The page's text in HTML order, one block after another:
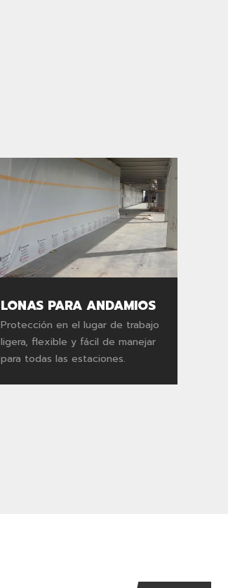
LONAS PARA ANDAMIOS
Protección en el lugar de trabajo
ligera, flexible y fácil de manejar
para todas las estaciones.